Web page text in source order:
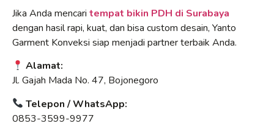
Jika Anda mencari tempat bikin PDH di Surabaya
dengan hasil rapi, kuat, dan bisa custom desain, Yanto
Garment Konveksi siap menjadi partner terbaik Anda.
Alamat:
Jl. Gajah Mada No. 47, Bojonegoro
Telepon / WhatsApp:
0853-3599-9977